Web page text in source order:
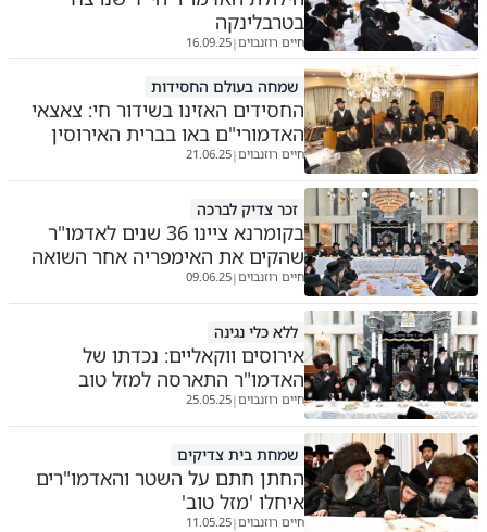
בטרבלינקה
חיים רוזנבוים|
16.09.25
שמחה בעולם החסידות
החסידים האזינו בשידור חי: צאצאי
האדמורי"ם באו בברית האירוסין
חיים רוזנבוים|
21.06.25
זכר צדיק לברכה
בקומרנא ציינו 36 שנים לאדמו"ר
שהקים את האימפריה אחר השואה
חיים רוזנבוים|
09.06.25
ללא כלי נגינה
אירוסים ווקאליים: נכדתו של
האדמו"ר התארסה למזל טוב
חיים רוזנבוים|
25.05.25
שמחת בית צדיקים
החתן חתם על השטר והאדמו"רים
איחלו 'מזל טוב'
חיים רוזנבוים|
11.05.25